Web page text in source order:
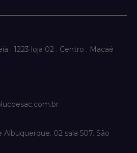
. 1223 loja 02 . Centro . Macaé
Albuquerque. 02 sala 507. São